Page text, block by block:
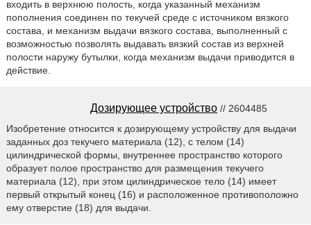
входить в верхнюю полость, когда указанный механизм
пополнения соединен по текучей среде с источником вязкого
состава, и механизм выдачи вязкого состава, выполненный с
возможностью позволять выдавать вязкий состав из верхней
полости наружу бутылки, когда механизм выдачи приводится в
действие.
Дозирующее устройство // 2604485
Изобретение относится к дозирующему устройству для выдачи
заданных доз текучего материала (12), с телом (14)
цилиндрической формы, внутреннее пространство которого
образует полое пространство для размещения текучего
материала (12), при этом цилиндрическое тело (14) имеет
первый открытый конец (16) и расположенное противоположно
ему отверстие (18) для выдачи.